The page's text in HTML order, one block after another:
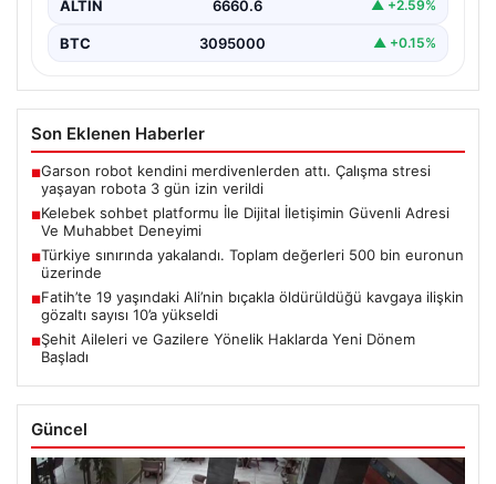
ALTIN 6660.6 ▲ +2.59%
BTC 3095000 ▲ +0.15%
Son Eklenen Haberler
■Garson robot kendini merdivenlerden attı. Çalışma stresi
yaşayan robota 3 gün izin verildi
■Kelebek sohbet platformu İle Dijital İletişimin Güvenli Adresi
Ve Muhabbet Deneyimi
■Türkiye sınırında yakalandı. Toplam değerleri 500 bin euronun
üzerinde
■Fatih’te 19 yaşındaki Ali’nin bıçakla öldürüldüğü kavgaya ilişkin
gözaltı sayısı 10’a yükseldi
■Şehit Aileleri ve Gazilere Yönelik Haklarda Yeni Dönem
Başladı
Güncel